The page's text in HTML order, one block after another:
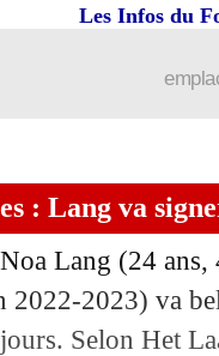
Les Infos du
: Lang va
Lang (24 ans,
2022-2023) va
Selon Het
le 17 ?
pour Sanson
une légende
priorité pour Luis